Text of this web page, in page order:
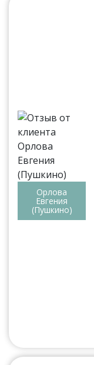
Орлова
Евгения
(Пушкино)